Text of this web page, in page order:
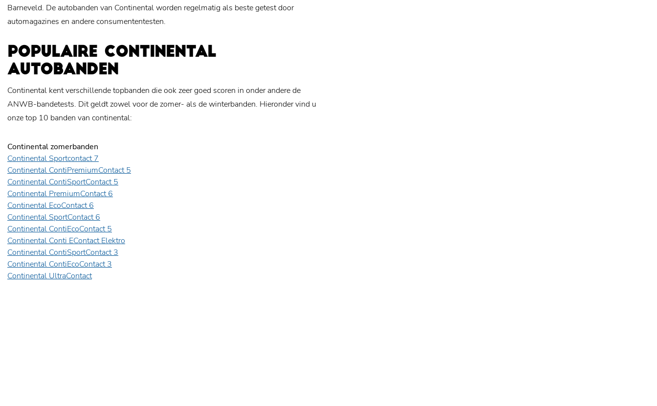
Barneveld. De autobanden van Continental worden regelmatig als beste getest door
automagazines en andere consumententesten.
POPULAIRE CONTINENTAL
AUTOBANDEN
Continental kent verschillende topbanden die ook zeer goed scoren in onder andere de
ANWB-bandetests. Dit geldt zowel voor de zomer- als de winterbanden. Hieronder vind u
onze top 10 banden van continental:
Continental zomerbanden
Continental Sportcontact 7
Continental ContiPremiumContact 5
Continental ContiSportContact 5
Continental PremiumContact 6
Continental EcoContact 6
Continental SportContact 6
Continental ContiEcoContact 5
Continental Conti EContact Elektro
Continental ContiSportContact 3
Continental ContiEcoContact 3
Continental UltraContact